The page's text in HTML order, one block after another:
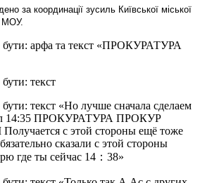
за координації зусиль Київської міської
МОУ.